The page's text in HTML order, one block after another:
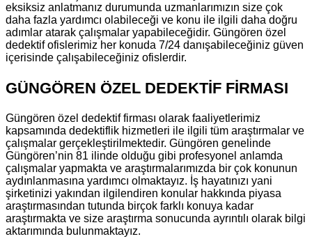
eksiksiz anlatmanız durumunda uzmanlarımızın size çok
daha fazla yardımcı olabileceği ve konu ile ilgili daha doğru
adımlar atarak çalışmalar yapabileceğidir. Güngören özel
dedektif ofislerimiz her konuda 7/24 danışabileceğiniz güven
içerisinde çalışabileceğiniz ofislerdir.
GÜNGÖREN ÖZEL DEDEKTİF FİRMASI
Güngören özel dedektif firması olarak faaliyetlerimiz
kapsamında dedektiflik hizmetleri ile ilgili tüm araştırmalar ve
çalışmalar gerçekleştirilmektedir. Güngören genelinde
Güngören’nin 81 ilinde olduğu gibi profesyonel anlamda
çalışmalar yapmakta ve araştırmalarımızda bir çok konunun
aydınlanmasına yardımcı olmaktayız. İş hayatınızı yani
şirketinizi yakından ilgilendiren konular hakkında piyasa
araştırmasından tutunda birçok farklı konuya kadar
araştırmakta ve size araştırma sonucunda ayrıntılı olarak bilgi
aktarımında bulunmaktayız.